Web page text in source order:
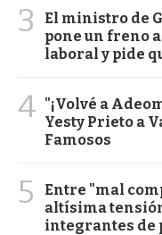
3
El ministro de
pone un freno
laboral y pide
4 "¡Volvé a
Yesty Prieto a
Famosos
5
Entre "mal
altísima
integrantes de